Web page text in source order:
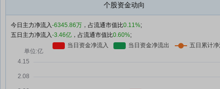
个股资金动向
今日主力净流入-6345.86万 ，占流通市值比0.11%;
五日主力净流入-3.46亿 ，占流通市值比0.60%;